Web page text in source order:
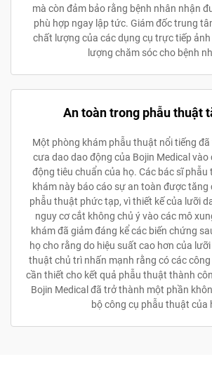
mà còn đảm bảo rằng bệnh nhân nhận
phù hợp ngay lập tức. Giám đốc trung
chất lượng của các dụng cụ trực tiếp
lượng chăm sóc cho bệnh
An toàn trong phẫu thuật
Một phòng khám phẫu thuật nổi tiếng
cưa dao dao động của Bojin Medical
động tiêu chuẩn của họ. Các bác sĩ
khám này báo cáo sự an toàn được tăng
phẫu thuật phức tạp, vì thiết kế của lưỡi
nguy cơ cắt không chủ ý vào các mô
khám đã giảm đáng kể các biến chứng
họ cho rằng do hiệu suất cao hơn của
thuật chủ trì nhấn mạnh rằng có các
cần thiết cho kết quả phẫu thuật thành
Bojin Medical đã trở thành một phần
bộ công cụ phẫu thuật của